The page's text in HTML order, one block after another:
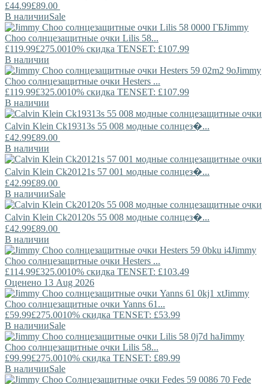
£44.99£89.00
В наличииSale
Jimmy
Choo солнцезащитные очки Lilis 58...
£119.99£275.0010% скидка TENSET: £107.99
В наличии
Jimmy
Choo солнцезащитные очки Hesters ...
£119.99£325.0010% скидка TENSET: £107.99
В наличии
Calvin Klein Ck19313s 55 008 модные солнцез�...
£42.99£89.00
В наличии
Calvin Klein Ck20121s 57 001 модные солнцез�...
£42.99£89.00
В наличииSale
Calvin Klein Ck20120s 55 008 модные солнцез�...
£42.99£89.00
В наличии
Jimmy
Choo солнцезащитные очки Hesters ...
£114.99£325.0010% скидка TENSET: £103.49
Оценено 13 Aug 2026
Jimmy
Choo солнцезащитные очки Yanns 61...
£59.99£275.0010% скидка TENSET: £53.99
В наличииSale
Jimmy
Choo солнцезащитные очки Lilis 58...
£99.99£275.0010% скидка TENSET: £89.99
В наличииSale